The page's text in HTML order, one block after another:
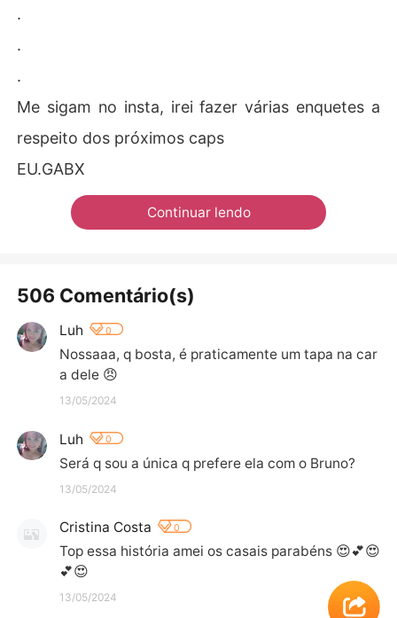
.
.
.
Me sigam no insta, irei fazer várias enquetes a
respeito dos próximos caps
EU.GABX
Continuar lendo
506 Comentário(s)
Luh 0
Nossaaa, q bosta, é praticamente um tapa na car
a dele 😠
13/05/2024
Luh 0
Será q sou a única q prefere ela com o Bruno?
13/05/2024
Cristina Costa 0
Top essa história amei os casais parabéns 😍💕😍
💕😍
13/05/2024